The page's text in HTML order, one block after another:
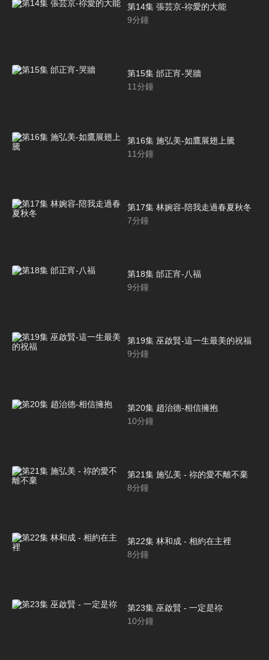
第14集 張芸京-祢愛的大能
9分鐘
第15集 邰正宵-哭牆
11分鐘
第16集 施弘美-如鷹展翅上騰
11分鐘
第17集 林婉容-陪我走過春夏秋冬
7分鐘
第18集 邰正宵-八福
9分鐘
第19集 巫啟賢-這一生最美的祝福
9分鐘
第20集 趙治德-相信擁抱
10分鐘
第21集 施弘美 - 祢的愛不離不棄
8分鐘
第22集 林和成 - 相約在主裡
8分鐘
第23集 巫啟賢 - 一定是祢
10分鐘